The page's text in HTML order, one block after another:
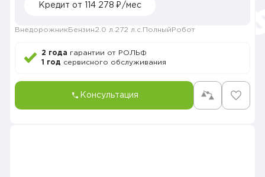
Кредит от 114 278 ₽/мес
Внедорожник Бензин2.0 л. 272 л.с. Полный Робот
2 года гарантии от РОЛЬФ
1 год сервисного обслуживания
Консультация